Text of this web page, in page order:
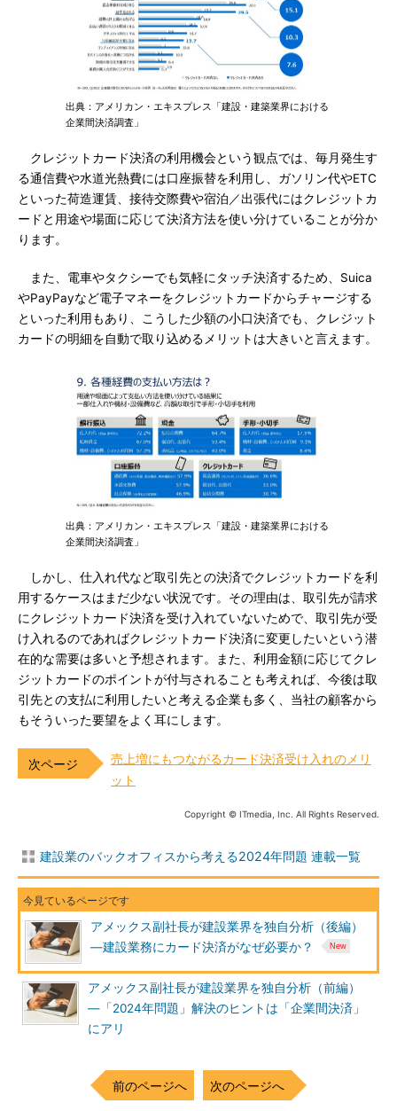
出典：アメリカン・エキスプレス「建設・建築業界における
企業間決済調査」
クレジットカード決済の利用機会という観点では、毎月発生す
る通信費や水道光熱費には口座振替を利用し、ガソリン代やETC
といった荷造運賃、接待交際費や宿泊／出張代にはクレジットカ
ードと用途や場面に応じて決済方法を使い分けていることが分か
ります。
また、電車やタクシーでも気軽にタッチ決済するため、Suica
やPayPayなど電子マネーをクレジットカードからチャージする
といった利用もあり、こうした少額の小口決済でも、クレジット
カードの明細を自動で取り込めるメリットは大きいと言えます。
出典：アメリカン・エキスプレス「建設・建築業界における
企業間決済調査」
しかし、仕入れ代など取引先との決済でクレジットカードを利
用するケースはまだ少ない状況です。その理由は、取引先が請求
にクレジットカード決済を受け入れていないためで、取引先が受
け入れるのであればクレジットカード決済に変更したいという潜
在的な需要は多いと予想されます。また、利用金額に応じてクレ
ジットカードのポイントが付与されることも考えれば、今後は取
引先との支払に利用したいと考える企業も多く、当社の顧客から
もそういった要望をよく耳にします。
売上増にもつながるカード決済受け入れのメリ
ット
Copyright © ITmedia, Inc. All Rights Reserved.
建設業のバックオフィスから考える2024年問題 連載一覧
アメックス副社長が建設業界を独自分析（後編）
―建設業務にカード決済がなぜ必要か？
アメックス副社長が建設業界を独自分析（前編）
―「2024年問題」解決のヒントは「企業間決済」
にアリ
前のページへ 次のページへ